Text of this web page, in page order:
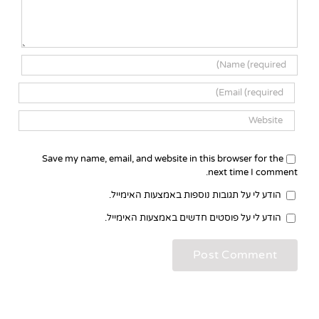
Save my name, email, and website in this browser for the
next time I comment.
הודע לי על תגובות נוספות באמצעות האימייל.
הודע לי על פוסטים חדשים באמצעות האימייל.